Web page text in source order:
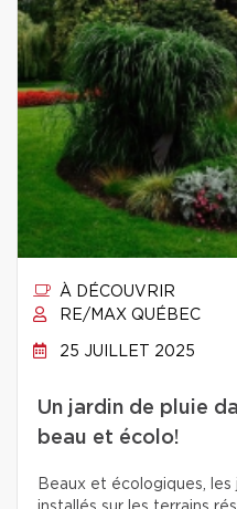
À DÉCOUVRIR
RE/MAX QUÉBEC
25 JUILLET 2025
Un jardin de pluie
beau et écolo!
Beaux et écologiques,